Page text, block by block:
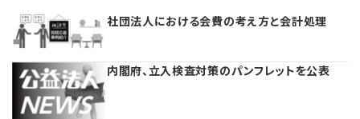
人気記事
法人運営
法人運営
会計・税務
社団法人における会費の考え方と会計処理
内閣府、立入検査対策のパンフレットを公表